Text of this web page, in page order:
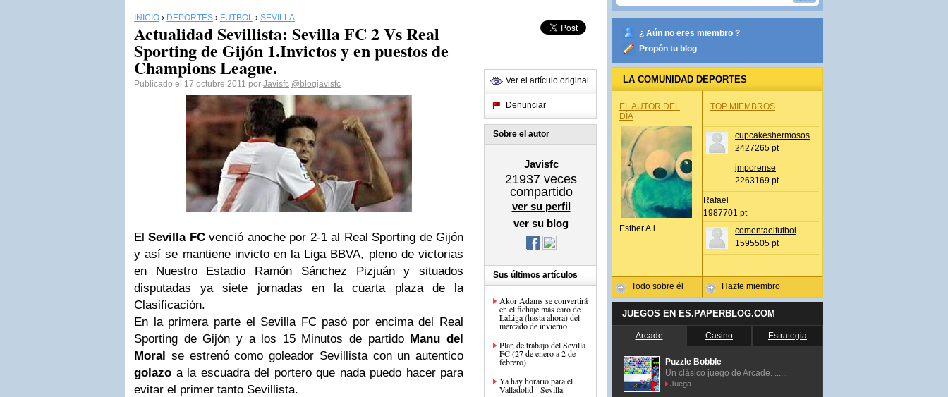
INICIO › DEPORTES › FÚTBOL › SEVILLA
Actualidad Sevillista: Sevilla FC 2 Vs Real
Sporting de Gijón 1.Invictos y en puestos de
Champions League.
Publicado el 17 octubre 2011 por Javisfc @blogjavisfc
ElSevilla FCvenció anoche por 2-1 al Real Sporting de Gijón
y así se mantiene invicto en la Liga BBVA, pleno de victorias
en Nuestro Estadio Ramón Sánchez Pizjuán y situados
disputadas ya siete jornadas en la cuarta plaza de la
Clasificación.
En la primera parte el Sevilla FC pasó por encima del Real
Sporting de Gijón y a los 15 Minutos de partido Manu del
Moral se estrenó como goleador Sevillista con un autentico
golazo a la escuadra del portero que nada puedo hacer para
evitar el primer tanto Sevillista.
Ver el artículo original
Denunciar
Sobre el autor
Javisfc
21937 veces
compartido
ver su perfil
ver su blog
Sus últimos artículos
Akor Adams se convertirá
en el fichaje más caro de
LaLiga (hasta ahora) del
mercado de invierno
Plan de trabajo del Sevilla
FC (27 de enero a 2 de
febrero)
Ya hay horario para el
Valladolid - Sevilla
¿ Aún no eres miembro ?
Propón tu blog
LA COMUNIDAD DEPORTES
EL AUTOR DEL
DÍA
Esther A.l.
Todo sobre él
TOP MIEMBROS
cupcakeshermosos
2427265 pt
jmporense
2263169 pt
Rafael
1987701 pt
comentaelfutbol
1595505 pt
Hazte miembro
JUEGOS EN ES.PAPERBLOG.COM
Arcade Casino Estrategia
Puzzle Bobble
Un clásico juego de Arcade. ......
Juega